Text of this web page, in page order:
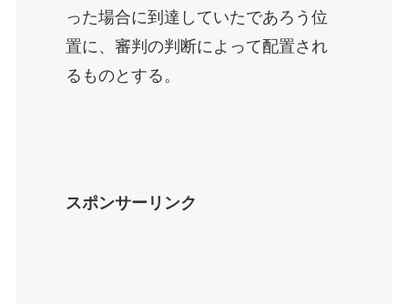
った場合に到達していたであろう位
置に、審判の判断によって配置され
るものとする。
スポンサーリンク